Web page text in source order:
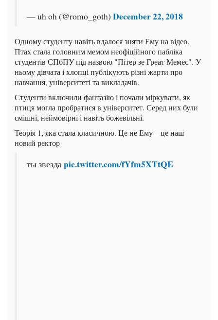
— uh oh (@romo_goth) December 22, 2018
Одному студенту навіть вдалося зняти Ему на відео.
Птах стала головним мемом неофіційного пабліка
студентів СПбПУ під назвою "Пітер зе Греат Мемес". У
ньому дівчата і хлопці публікують різні жарти про
навчання, університеті та викладачів.
Студенти включили фантазію і почали міркувати, як
птиця могла пробратися в університет. Серед них були
смішні, неймовірні і навіть божевільні.
Теорія 1, яка стала класичною. Це не Ему – це наш
новий ректор
ты звезда pic.twitter.com/fYfm5XTtQE